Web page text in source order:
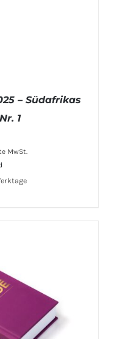
– Südafrikas
1
MwSt.